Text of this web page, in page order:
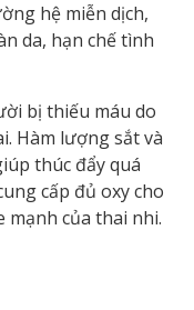
hệ miễn dịch,
da, hạn chế tình
bị thiếu máu do
Hàm lượng sắt và
thúc đẩy quá
cấp đủ oxy cho
của thai nhi.